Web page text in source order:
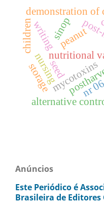
alternative
nutritional
mycotoxins
peanut
demonstration of
writing
nursing
storageseed
sinop
children
nr 06
Anúncios
Este Periódico é
Brasileira de Editores